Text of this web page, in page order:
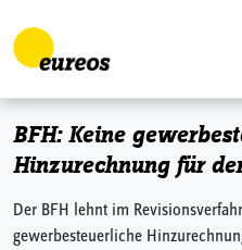
Skip to content
BFH: Keine
Hinzurechnung für
Der BFH lehnt im
gewerbesteuerliche